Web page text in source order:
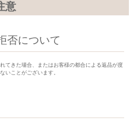
意
否について
てきた場合、またはお客様の都合による返品が度
いことがございます。